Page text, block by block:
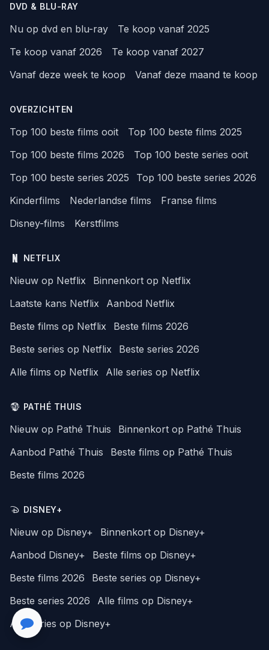
DVD & BLU-RAY
Nu op dvd en blu-ray
Te koop vanaf 2025
Te koop vanaf 2026
Te koop vanaf 2027
Vanaf deze week te koop
Vanaf deze maand te koop
OVERZICHTEN
Top 100 beste films ooit
Top 100 beste films 2025
Top 100 beste films 2026
Top 100 beste series ooit
Top 100 beste series 2025
Top 100 beste series 2026
Kinderfilms
Nederlandse films
Franse films
Disney-films
Kerstfilms
NETFLIX
Nieuw op Netflix
Binnenkort op Netflix
Laatste kans Netflix
Aanbod Netflix
Beste films op Netflix
Beste films 2026
Beste series op Netflix
Beste series 2026
Alle films op Netflix
Alle series op Netflix
PATHÉ THUIS
Nieuw op Pathé Thuis
Binnenkort op Pathé Thuis
Aanbod Pathé Thuis
Beste films op Pathé Thuis
Beste films 2026
DISNEY+
Nieuw op Disney+
Binnenkort op Disney+
Aanbod Disney+
Beste films op Disney+
Beste films 2026
Beste series op Disney+
Beste series 2026
Alle films op Disney+
Alle series op Disney+